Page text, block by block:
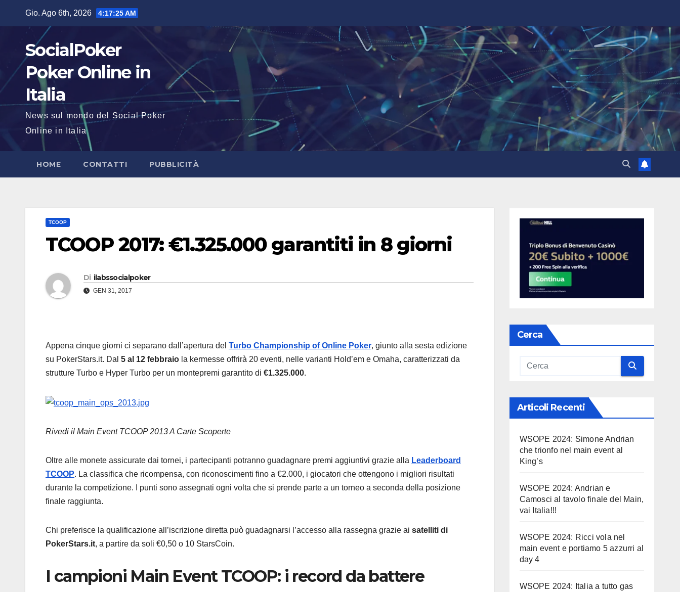
Gio. Ago 6th, 2026 4:17:26 AM
SocialPoker
Poker Online in
Italia
News sul mondo del Social Poker
Online in Italia
HOME CONTATTI PUBBLICITÀ
TCOOP
TCOOP 2017: €1.325.000 garantiti in 8 giorni
Di ilabssocialpoker
GEN 31, 2017
Appena cinque giorni ci separano dall’apertura del Turbo Championship of Online Poker, giunto alla sesta edizione
su PokerStars.it. Dal 5 al 12 febbraio la kermesse offrirà 20 eventi, nelle varianti Hold’em e Omaha, caratterizzati da
strutture Turbo e Hyper Turbo per un montepremi garantito di €1.325.000.
Rivedi il Main Event TCOOP 2013 A Carte Scoperte
Oltre alle monete assicurate dai tornei, i partecipanti potranno guadagnare premi aggiuntivi grazie alla Leaderboard
TCOOP. La classifica che ricompensa, con riconoscimenti fino a €2.000, i giocatori che ottengono i migliori risultati
durante la competizione. I punti sono assegnati ogni volta che si prende parte a un torneo a seconda della posizione
finale raggiunta.
Chi preferisce la qualificazione all’iscrizione diretta può guadagnarsi l’accesso alla rassegna grazie ai satelliti di
PokerStars.it, a partire da soli €0,50 o 10 StarsCoin.
I campioni Main Event TCOOP: i record da battere
Cerca
Articoli Recenti
WSOPE 2024: Simone Andrian
che trionfo nel main event al
King’s
WSOPE 2024: Andrian e
Camosci al tavolo finale del Main,
vai Italia!!!
WSOPE 2024: Ricci vola nel
main event e portiamo 5 azzurri al
day 4
WSOPE 2024: Italia a tutto gas